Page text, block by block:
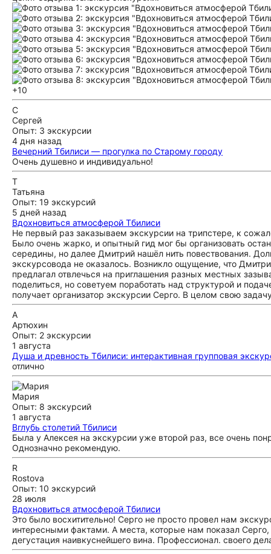
+10
С
Сергей
Опыт: 3 экскурсии
4 дня назад
Вечерний Тбилиси — прогулка по Старому городу
Очень душевно и индивидуально!
Т
Татьяна
Опыт: 19 экскурсий
5 дней назад
Вдохновиться атмосферой Тбилиси
Не первый раз заказываем экскурсии на трипстере, к
Было очень жарко, и опытный гид мог бы организовать
середины, но далее Дмитрий нашёл нить повествования.
экскурсовода не оказалось. Возникло ощущение, что
предлагал отвлечься на приглашения разных местных
поделиться, но советуем поработать над структурой и
получает организатор экскурсии Серго. В целом свою
А
Артюхин
Опыт: 2 экскурсии
1 августа
Душа и древность Тбилиси: интерактивная групповая
отлично
Мария
Опыт: 8 экскурсий
1 августа
Вглубь столетий Тбилиси
Была у Алексея на экскурсии уже второй раз, все очень
Однозначно рекомендую.
R
Rostova
Опыт: 10 экскурсий
28 июля
Вдохновиться атмосферой Тбилиси
Это было восхитительно! Серго не просто провел нам
интересными фактами. А места, которые нам показал
дегустация наивкуснейшего вина. Профессионал. своего